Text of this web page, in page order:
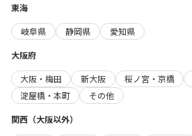
東海
岐阜県
静岡県
愛知県
大阪府
大阪・梅田
新大阪 桜ノ宮・京橋
淀屋橋・本町
その他
関西（大阪以外）